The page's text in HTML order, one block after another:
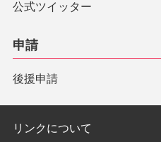
公式ツイッター
申請
後援申請
リンクについて